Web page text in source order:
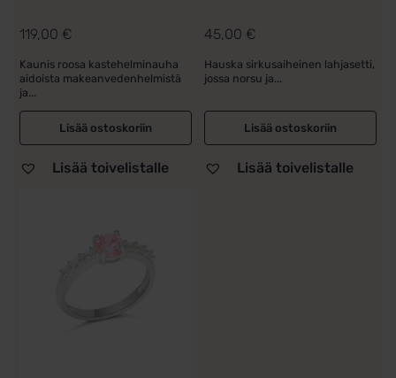
119,00 €
Kaunis roosa kastehelminauha
aidoista makeanvedenhelmistä
ja...
Lisää ostoskoriin
Lisää toivelistalle
45,00 €
Hauska sirkusaiheinen lahjasetti,
jossa norsu ja...
Lisää ostoskoriin
Lisää toivelistalle